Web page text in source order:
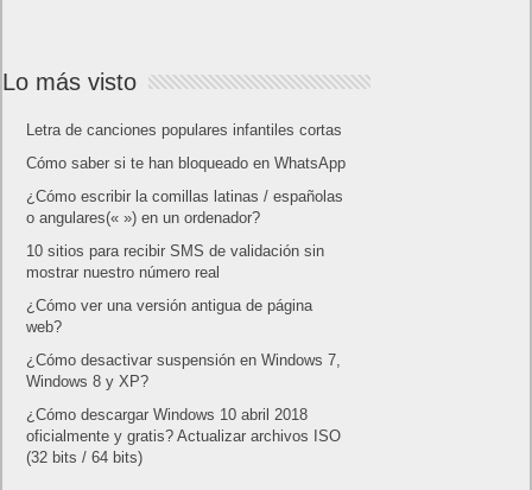
Lo más visto
Letra de canciones populares infantiles cortas
Cómo saber si te han bloqueado en WhatsApp
¿Cómo escribir la comillas latinas / españolas
o angulares(« ») en un ordenador?
10 sitios para recibir SMS de validación sin
mostrar nuestro número real
¿Cómo ver una versión antigua de página
web?
¿Cómo desactivar suspensión en Windows 7,
Windows 8 y XP?
¿Cómo descargar Windows 10 abril 2018
oficialmente y gratis? Actualizar archivos ISO
(32 bits / 64 bits)